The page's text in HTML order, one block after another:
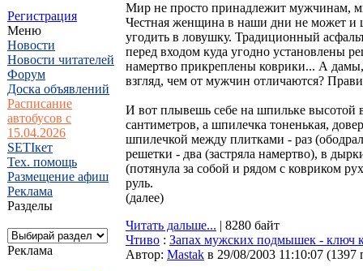
Регистрация
Меню
Новости
Новости читателей
Форум
Доска объявлений
Расписание
автобусов с
15.04.2026
SETIкет
Тех. помощь
Размещение афиш
Реклама
Разделы
Реклама
Мир не просто принадлежит мужчинам,
Честная женщина в наши дни не может и
угодить в ловушку. Традиционный
перед входом куда угодно установлены
намертво прикреплены коврики... А
взгляд, чем от мужчин отличаются?
И вот плывешь себе на шпильке высотой
сантиметров, а шпилечка тоненькая,
шпилечкой между плитками - раз
решетки - два (застряла намертво), в
(потянула за собой и рядом с ковриком
руль.
(далее)
Читать дальше... | 8280 байт
Чтиво : Запах мужских подмышек - ключ
Автор: Мastak в 29/08/2003 11:10:07 (1397